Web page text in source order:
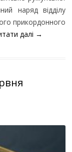
наряд відділу
прикордонного
далі →